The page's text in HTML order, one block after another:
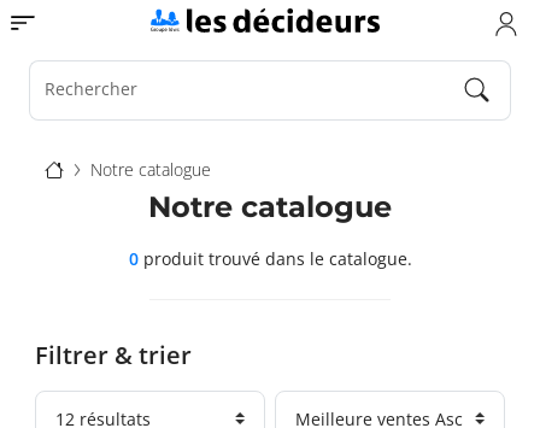
Aller
au
contenu
principal
Toggle navigation
Rechercher
Fil
d'Ariane
Notre catalogue
Filtrer & trier
Notre catalogue
0produit trouvédans le catalogue.